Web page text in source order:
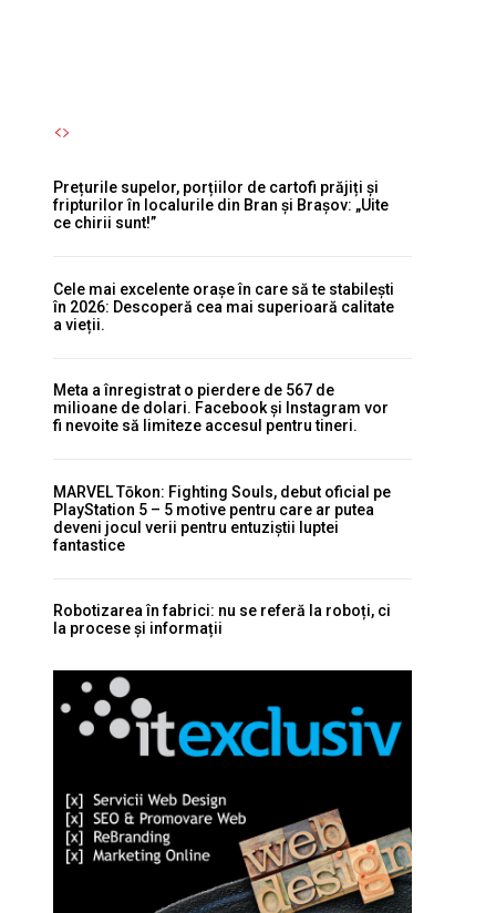
Prețurile supelor, porțiilor de cartofi prăjiți și
fripturilor în localurile din Bran și Brașov: „Uite
ce chirii sunt!”
Cele mai excelente orașe în care să te stabilești
în 2026: Descoperă cea mai superioară calitate
a vieții.
Meta a înregistrat o pierdere de 567 de
milioane de dolari. Facebook și Instagram vor
fi nevoite să limiteze accesul pentru tineri.
MARVEL Tōkon: Fighting Souls, debut oficial pe
PlayStation 5 – 5 motive pentru care ar putea
deveni jocul verii pentru entuziștii luptei
fantastice
Robotizarea în fabrici: nu se referă la roboți, ci
la procese și informații